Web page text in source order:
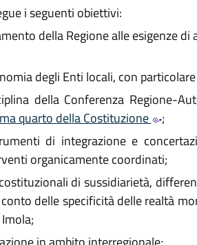
i seguenti obiettivi:
della Regione alle esigenze
degli Enti locali, con
della Conferenza Regione-
quarto della Costituzione
;
di integrazione e
organicamente coordinati;
di sussidiarietà,
delle specificità delle realtà